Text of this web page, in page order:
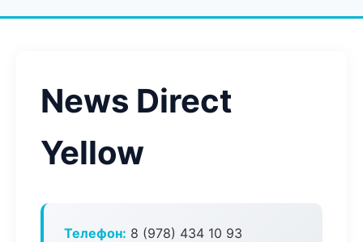
News Direct
Yellow
Телефон: 8 (978) 434 10 93